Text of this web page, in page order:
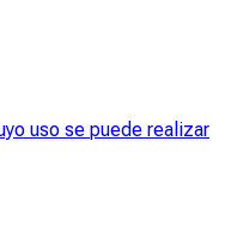
uso se puede realizar